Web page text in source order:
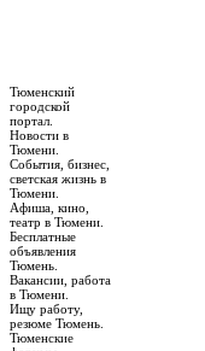
Тюменский
городской
портал.
Новости в
Тюмени.
События, бизнес,
светская жизнь в
Тюмени.
Афиша, кино,
театр в Тюмени.
Бесплатные
объявления
Тюмень.
Вакансии, работа
в Тюмени.
Ищу работу,
резюме Тюмень.
Тюменские